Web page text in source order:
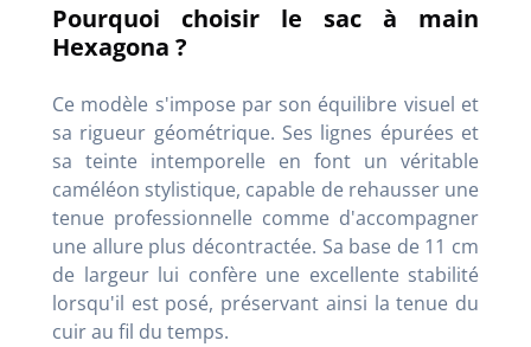
Pourquoi choisir le sac à main
Hexagona ?
Ce modèle s'impose par son équilibre visuel et
sa rigueur géométrique. Ses lignes épurées et
sa teinte intemporelle en font un véritable
caméléon stylistique, capable de rehausser une
tenue professionnelle comme d'accompagner
une allure plus décontractée. Sa base de 11 cm
de largeur lui confère une excellente stabilité
lorsqu'il est posé, préservant ainsi la tenue du
cuir au fil du temps.